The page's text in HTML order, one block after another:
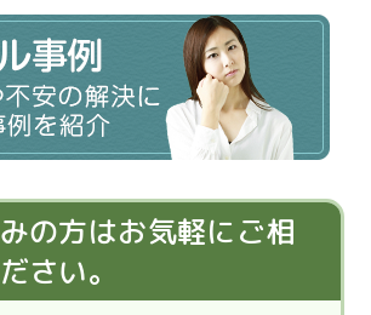
の方はお気軽にご相
さい。